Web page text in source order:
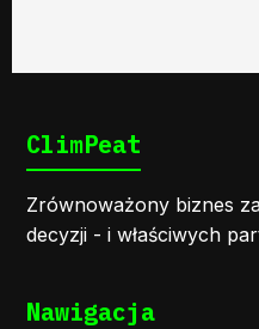
ClimPeat
Zrównoważony biznes
decyzji - i właściwych
Nawigacja